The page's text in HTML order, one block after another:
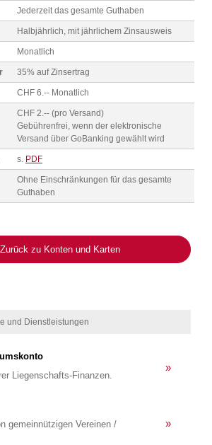
Jederzeit das gesamte Guthaben
Halbjährlich, mit jährlichem Zinsausweis
Monatlich
35% auf Zinsertrag
CHF 6.-- Monatlich
CHF 2.-- (pro Versand)
Gebührenfrei, wenn der elektronische
Versand über GoBanking gewählt wird
s. PDF
Ohne Einschränkungen für das gesamte
Guthaben
zu Konten und Karten
und Dienstleistungen
Liegenschafts-Finanzen.
»
gemeinnützigen Vereinen /
»